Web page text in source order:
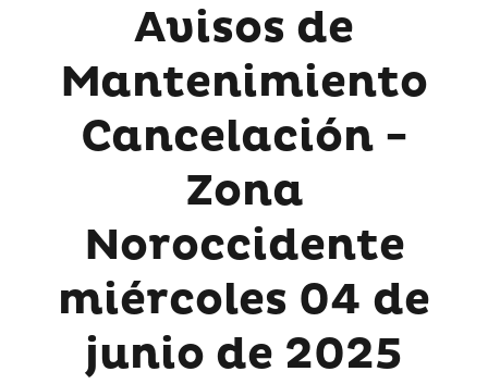
Avisos de
Mantenimiento
Cancelación -
Zona
Noroccidente
miércoles 04 de
junio de 2025